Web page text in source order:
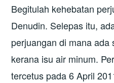
Begitulah kehebatan
Denudin. Selepas itu,
perjuangan di mana ada
kerana isu air minum.
tercetus pada 6 April